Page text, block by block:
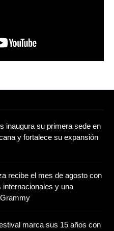
inaugura su primera sede en
y fortalece su expansión
recibe el mes de agosto con
y una
marca sus 15 años con